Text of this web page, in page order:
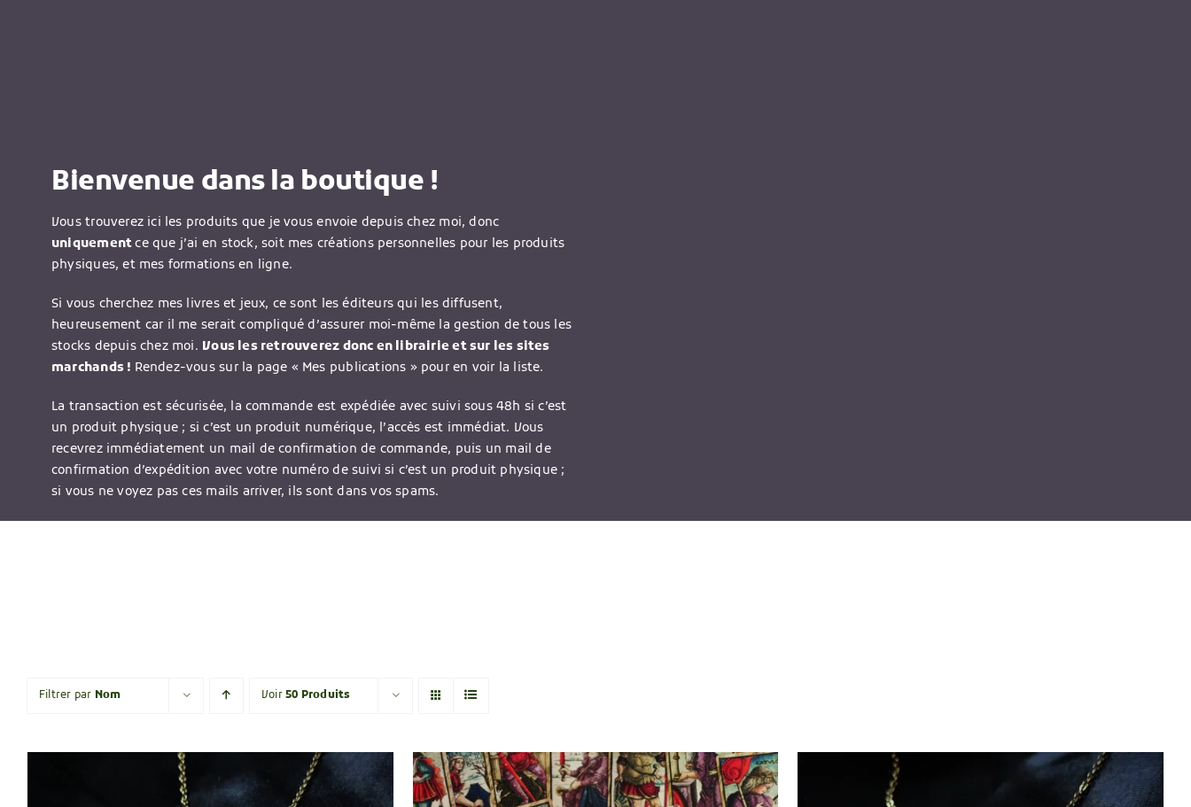
Bienvenue dans la boutique !
Vous trouverez ici les produits que je vous envoie depuis chez moi, donc
uniquementce que j’ai en stock, soit mes créations personnelles pour les produits
physiques, et mes formations en ligne.
Si vous cherchez mes livres et jeux, ce sont les éditeurs qui les diffusent,
heureusement car il me serait compliqué d’assurer moi-même la gestion de tous les
stocks depuis chez moi. Vous les retrouverez donc en librairie et sur les sites
marchands ! Rendez-vous sur la page « Mes publications » pour en voir la liste.
La transaction est sécurisée, la commande est expédiée avec suivi sous 48h si c’est
un produit physique ; si c’est un produit numérique, l’accès est immédiat. Vous
recevrez immédiatement un mail de confirmation de commande, puis un mail de
confirmation d’expédition avec votre numéro de suivi si c’est un produit physique ;
si vous ne voyez pas ces mails arriver, ils sont dans vos spams.
Filtrer par Nom Voir50 Produits